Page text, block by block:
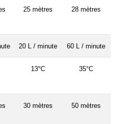
25 mètres 28 mètres
20 L / minute 60 L / minute
13°C 35°C
30 mètres 50 mètres